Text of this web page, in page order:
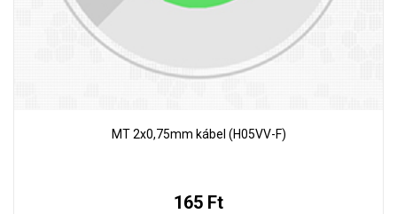
MT 2x0,75mm kábel (H05VV-F)
165 Ft